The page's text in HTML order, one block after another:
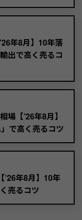
年8月】10年落
出で高く売るコ
場【’26年8月】
で高く売るコツ
’26年8月】10年
売るコツ